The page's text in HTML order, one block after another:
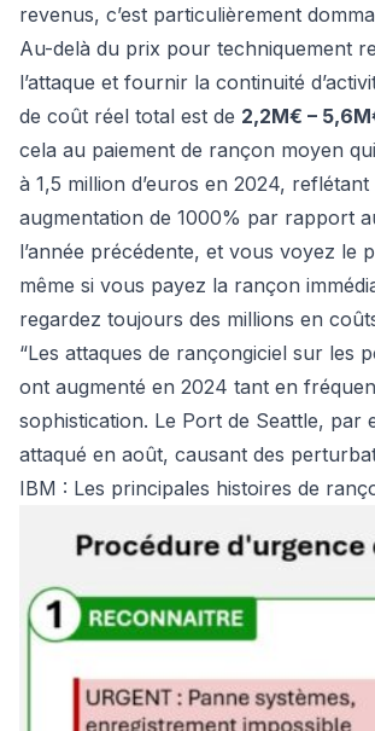
revenus, c’est particulièrement
Au-delà du prix pour techniquement
l’attaque et fournir la continuité
de coût réel total est de 2,2M€ –
cela au paiement de rançon moyen
à 1,5 million d’euros en 2024, reflétant
augmentation de 1000% par rapport
l’année précédente, et vous voyez le
même si vous payez la rançon
regardez toujours des millions en
“Les attaques de rançongiciel sur les
ont augmenté en 2024 tant en
sophistication. Le Port de Seattle, par
attaqué en août, causant des
IBM : Les principales histoires de